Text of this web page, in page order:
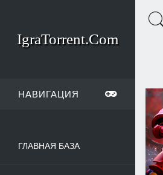
IgraTorrent.Com
НАВИГАЦИЯ
ГЛАВНАЯ БАЗА